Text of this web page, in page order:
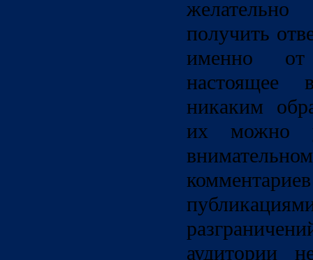
получить
именно от
настоящее
никаким
их можно
аудитории